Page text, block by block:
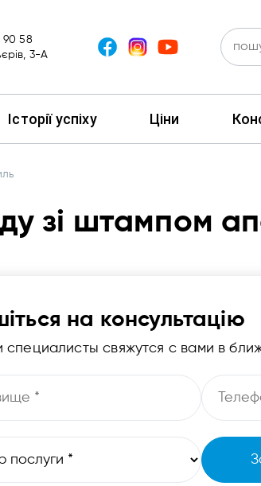
90 58
3-А
Історії успіху Ціни
зі штампом
на консультацію
свяжутся с вами в